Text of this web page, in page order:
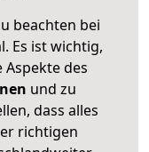
beachten bei
Es ist wichtig,
Aspekte des
und zu
dass alles
richtigen